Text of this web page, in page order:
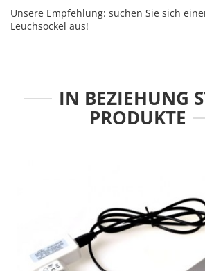
Unsere Empfehlung: suchen Sie sich
Leuchsockel aus!
IN BEZIEHUNG
PRODUKTE